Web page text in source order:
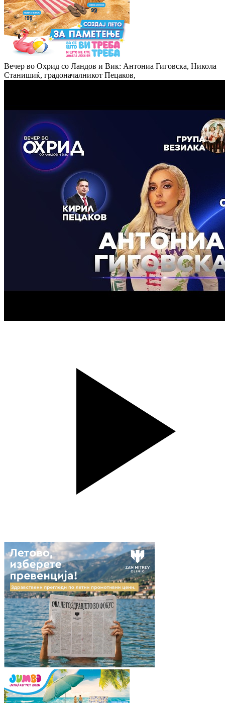
Вечер во Охрид со Ландов и Вик: Антониа Гиговска, Никола
Станишиќ, градоначалникот Пецаков,